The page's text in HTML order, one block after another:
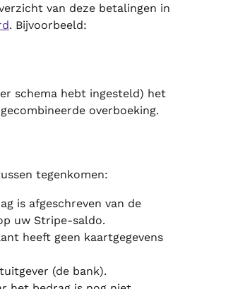
van deze betalingen in
. Bijvoorbeeld:
schema hebt ingesteld) het
overboeking.
tegenkomen:
is afgeschreven van de
uw Stripe-saldo.
heeft geen kaartgegevens
(de bank).